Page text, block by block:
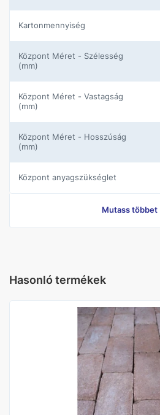
Kartonmennyiség
központ Méret - Szélesség
(mm)
központ Méret - Vastagság
(mm)
központ Méret - Hosszúság
(mm)
központ anyagszükséglet
központ Nettó súly (kg)
központ Gyártói cikkszám 1
Mutass többet
Hasonló termékek